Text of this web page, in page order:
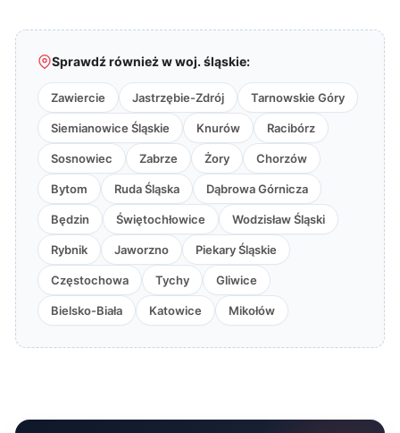
Sprawdź również w woj. śląskie:
Zawiercie Jastrzębie-Zdrój Tarnowskie Góry
Siemianowice Śląskie Knurów Racibórz
Sosnowiec Zabrze Żory Chorzów
Bytom Ruda Śląska Dąbrowa Górnicza
Będzin Świętochłowice Wodzisław Śląski
Rybnik Jaworzno Piekary Śląskie
Częstochowa Tychy Gliwice
Bielsko-Biała Katowice Mikołów